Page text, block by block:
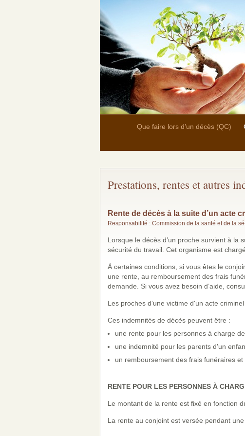
Que faire lors d’un décès (QC)
Prestations, rentes et autres
Rente de décès à la suite d’un acte
Responsabilité : Commission de la santé et de la
Lorsque le décès d’un proche survient à la
sécurité du travail. Cet organisme est
À certaines conditions, si vous êtes le
une rente, au remboursement des frais
demande. Si vous avez besoin d’aide,
Les proches d'une victime d'un acte
Ces indemnités de décès peuvent être :
une rente pour les personnes à charge
une indemnité pour les parents d'un
un remboursement des frais funéraires
RENTE POUR LES PERSONNES À
Le montant de la rente est fixé en fonction
La rente au conjoint est versée pendant